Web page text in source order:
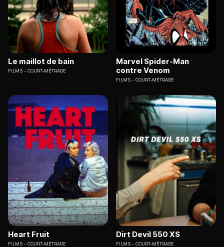
Le maillot de bain
FILMS COURT-MÉTRAGE
Marvel Spider-Man
contre Venom
FILMS COURT-MÉTRAGE
Heart Fruit
FILMS COURT-MÉTRAGE
Dirt Devil 550 XS
FILMS COURT-MÉTRAGE